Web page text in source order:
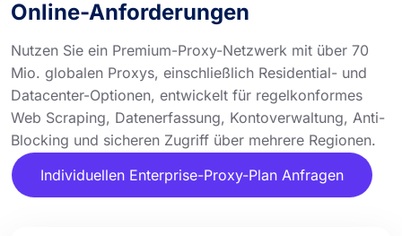
Online-Anforderungen
Nutzen Sie ein Premium-Proxy-Netzwerk mit über 70
Mio. globalen Proxys, einschließlich Residential- und
Datacenter-Optionen, entwickelt für regelkonformes
Web Scraping, Datenerfassung, Kontoverwaltung, Anti-
Blocking und sicheren Zugriff über mehrere Regionen.
Individuellen Enterprise-Proxy-Plan Anfragen